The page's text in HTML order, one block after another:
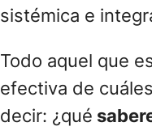
sistémica e
Todo aquel que
efectiva de
decir: ¿qué